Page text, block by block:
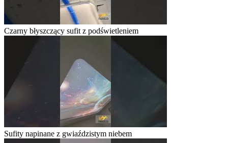
Czarny błyszczący sufit z podświetleniem
Sufity napinane z gwiaździstym niebem